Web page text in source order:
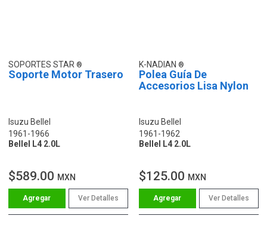
SOPORTES STAR
Soporte Motor Trasero
Isuzu Bellel
1961-1966
Bellel L4 2.0L
$589.00 MXN
Ver Detalles
K-NADIAN
Polea Guía De
Accesorios Lisa Nylon
Isuzu Bellel
1961-1962
Bellel L4 2.0L
$125.00 MXN
Ver Detalles